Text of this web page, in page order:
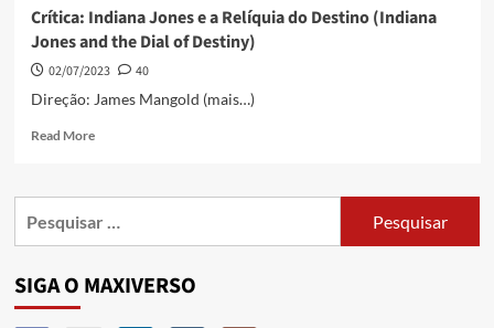
Crítica: Indiana Jones e a Relíquia do Destino (Indiana
Jones and the Dial of Destiny)
02/07/2023
40
Direção: James Mangold (mais…)
Read More
SIGA O MAXIVERSO